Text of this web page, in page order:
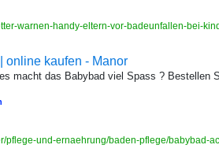
warnen-handy-eltern-vor-badeunfallen-bei-
online kaufen - Manor
macht das Babybad viel Spass ? Bestellen
pflege-und-ernaehrung/baden-pflege/babybad-